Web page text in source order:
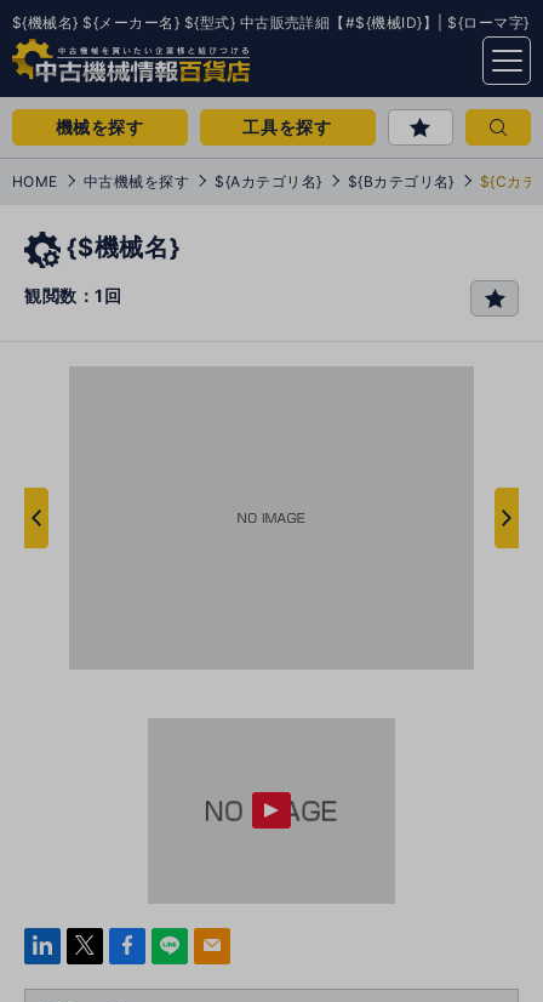
${機械名} ${メーカー名} ${型式} 中古販売詳細【#${機械ID}】| ${ローマ字}
menu
機械を探す 工具を探す
HOME 中古機械を探す ${Aカテゴリ名} ${Bカテゴリ名} ${Cカテ
{$機械名}
観閲数：1回
favo
linke
Face
line mail